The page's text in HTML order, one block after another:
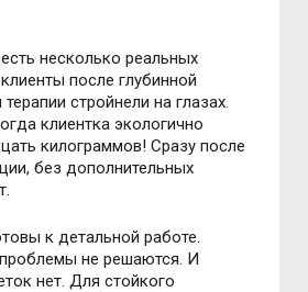
несколько реальных
после глубинной
стройнели на глазах.
клиентка экологично
килограммов! Сразу после
без дополнительных
к детальной работе.
не решаются. И
нет. Для стойкого